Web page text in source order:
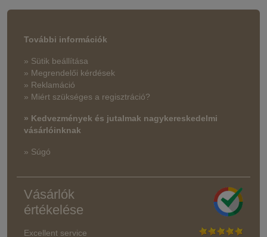
További információk
» Sütik beállítása
» Megrendelői kérdések
» Reklamáció
» Miért szükséges a regisztráció?
» Kedvezmények és jutalmak nagykereskedelmi
vásárlóinknak
» Súgó
Vásárlók
értékelése
Excellent service